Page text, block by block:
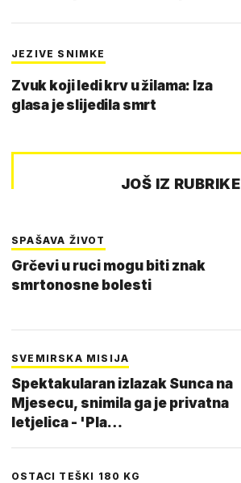
JEZIVE SNIMKE
Zvuk koji ledi krv u žilama: Iza
glasa je slijedila smrt
JOŠ IZ RUBRIKE
SPAŠAVA ŽIVOT
Grčevi u ruci mogu biti znak
smrtonosne bolesti
SVEMIRSKA MISIJA
Spektakularan izlazak Sunca na
Mjesecu, snimila ga je privatna
letjelica - 'Pla…
OSTACI TEŠKI 180 KG